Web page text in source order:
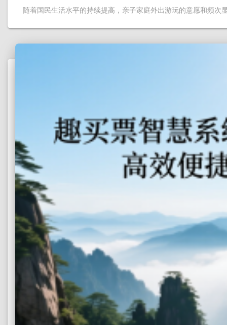
随着国民生活水平的持续提高，亲子家庭外出游玩的意愿和频次